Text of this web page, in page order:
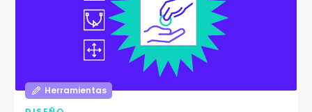
Herramientas